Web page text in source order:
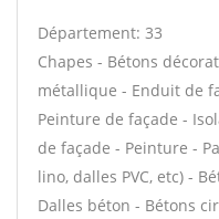
Département: 33
Chapes - Bétons
métallique - Enduit de
Peinture de façade -
de façade - Peinture -
lino, dalles PVC, etc) -
Dalles béton - Bétons